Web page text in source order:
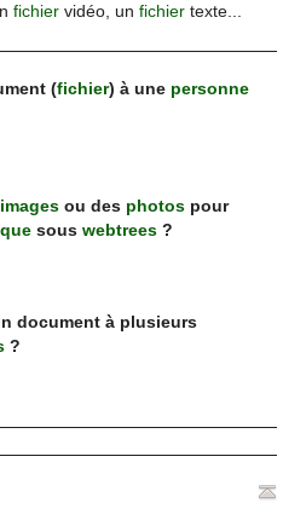
fichiervidéo, un fichiertexte...
(fichier) à une personne
images ou des photos pour
souswebtrees ?
document à plusieurs
?